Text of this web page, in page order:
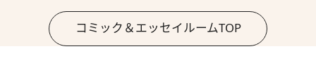
コミック＆エッセイルームTOP